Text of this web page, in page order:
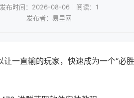
发布时间：2026-08-06｜阅读：1
发布者：易里网
一直输的玩家，快速成为一个“必